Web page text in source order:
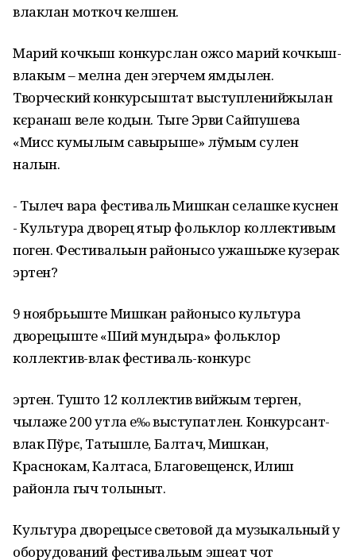
влаклан моткоч келшен.
Марий кочкыш конкурслан ожсо марий кочкыш-
влакым – мелна ден эгерчем ямдылен.
Творческий конкурсыштат выступленийжылан
кєранаш веле кодын. Тыге Эрви Сайпушева
«Мисс кумылым савырыше» лўмым сулен
налын.
- Тылеч вара фестиваль Мишкан селашке куснен
- Культура дворец ятыр фольклор коллективым
поген. Фестивальын районысо ужашыже кузерак
эртен?
9 ноябрьыште Мишкан районысо культура
дворецыште «Ший мундыра» фольклор
коллектив-влак фестиваль-конкурс
эртен. Тушто 12 коллектив вийжым терген,
чылаже 200 утла е‰ выступатлен. Конкурсант-
влак Пўрє, Татышле, Балтач, Мишкан,
Краснокам, Калтаса, Благовещенск, Илиш
районла гыч толыныт.
Культура дворецысе световой да музыкальный у
оборудований фестивальым эшеат чот